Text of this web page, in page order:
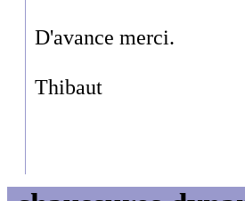
D'avance merci.
Thibaut